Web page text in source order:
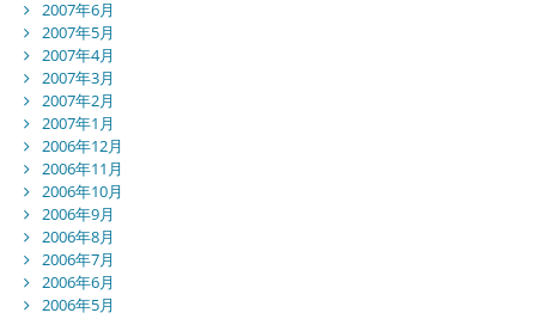
2007年6月
2007年5月
2007年4月
2007年3月
2007年2月
2007年1月
2006年12月
2006年11月
2006年10月
2006年9月
2006年8月
2006年7月
2006年6月
2006年5月